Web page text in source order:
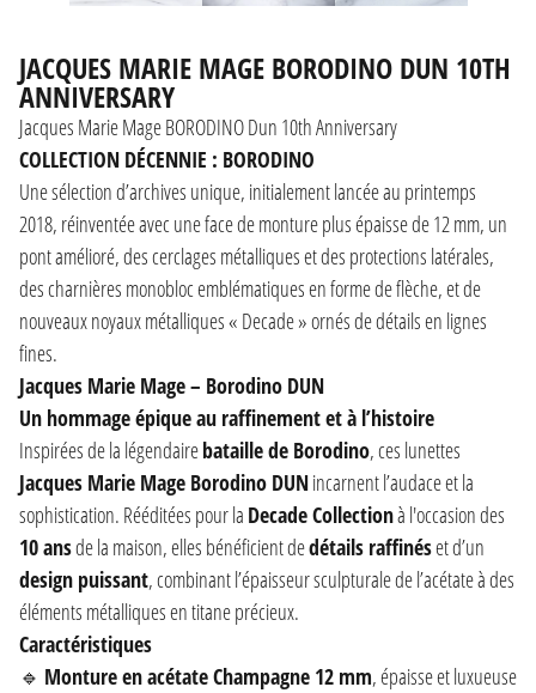
JACQUES MARIE MAGE BORODINO DUN 10TH
ANNIVERSARY
Jacques Marie Mage BORODINO Dun 10th Anniversary
COLLECTION DÉCENNIE : BORODINO
Une sélection d’archives unique, initialement lancée au printemps
2018, réinventée avec une face de monture plus épaisse de 12 mm, un
pont amélioré, des cerclages métalliques et des protections latérales,
des charnières monobloc emblématiques en forme de flèche, et de
nouveaux noyaux métalliques « Decade » ornés de détails en lignes
fines.
Jacques Marie Mage – Borodino DUN
Un hommage épique au raffinement et à l’histoire
Inspirées de la légendairebataille de Borodino, ces lunettes
Jacques Marie Mage Borodino DUNincarnent l’audace et la
sophistication. Rééditées pour la Decade Collectionà l'occasion des
10 ansde la maison, elles bénéficient dedétails raffinéset d’un
design puissant, combinant l’épaisseur sculpturale de l’acétate à des
éléments métalliques en titane précieux.
Caractéristiques
🔹 Monture en acétate Champagne 12 mm, épaisse et luxueuse